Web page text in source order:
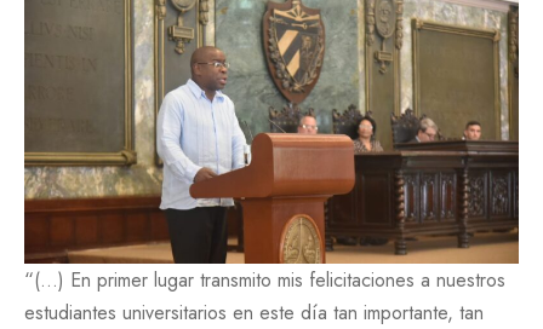
“(…) En primer lugar transmito mis felicitaciones a nuestros
estudiantes universitarios en este día tan importante, tan